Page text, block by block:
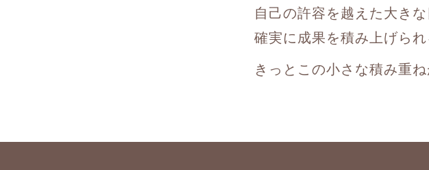
自己の許容を越えた大き
確実に成果を積み上げられ
きっとこの小さな積み重